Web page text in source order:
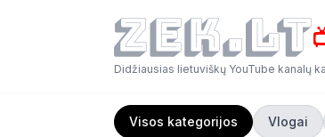
Didžiausias lietuviškų YouTube kanalų
Visos kategorijos Vlogai